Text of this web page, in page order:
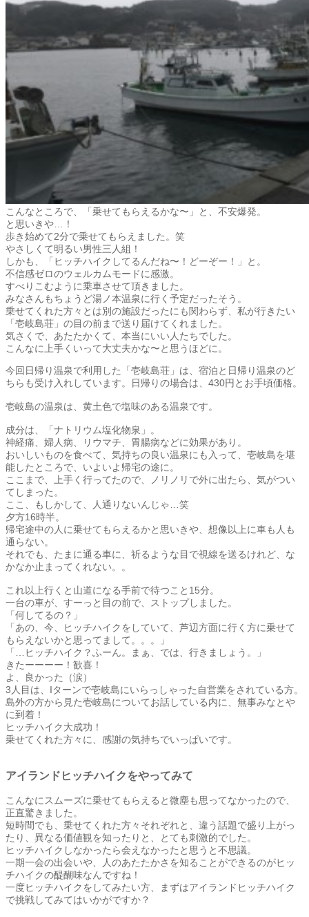
こんなところで、「乗せてもらえるかな〜」と、不安爆発。
と思いきや…！
歩き始めて2分で乗せてもらえました。笑
やさしくて明るい男性三人組！
しかも、「ヒッチハイクしてるんだね〜！どーぞー！」と。
不信感ゼロのウェルカムモードに感激。
すべりこむように乗車させて頂きました。
みなさんもちょうど湯ノ本温泉に行く予定だったそう。
乗せてくれた方々とは別の施設だったにも関わらず、私が行きたい
「壱岐島荘」の目の前まで送り届けてくれました。
気さくで、あたたかくて、本当にいい人たちでした。
こんなに上手くいって大丈夫かな〜と思うほどに。
今回日帰り温泉で利用した「壱岐島荘」は、宿泊と日帰り温泉のど
ちらも受け入れしています。日帰りの場合は、430円とお手頃価格。
壱岐島の温泉は、黄土色で塩味のある温泉です。
成分は、「ナトリウム塩化物泉」。
神経痛、婦人病、リウマチ、胃腸病などに効果があり。
おいしいものを食べて、気持ちの良い温泉にも入って、壱岐島を堪
能したところで、いよいよ帰宅の途に。
ここまで、上手く行ってたので、ノリノリで外に出たら、気がつい
てしまった。
ここ、もしかして、人通りないんじゃ…笑
夕方16時半。
帰宅途中の人に乗せてもらえるかと思いきや、想像以上に車も人も
通らない。
それでも、たまに通る車に、祈るような目で視線を送るけれど、な
かなか止まってくれない。。
これ以上行くと山道になる手前で待つこと15分。
一台の車が、すーっと目の前で、ストップしました。
「何してるの？」
「あの、今、ヒッチハイクをしていて、芦辺方面に行く方に乗せて
もらえないかと思ってまして。。。」
「…ヒッチハイク？ふーん。まぁ、では、行きましょう。」
きたーーーー！歓喜！
よ、良かった（涙）
3人目は、Iターンで壱岐島にいらっしゃった自営業をされている方。
島外の方から見た壱岐島についてお話している内に、無事みなとや
に到着！
ヒッチハイク大成功！
乗せてくれた方々に、感謝の気持ちでいっぱいです。
アイランドヒッチハイクをやってみて
こんなにスムーズに乗せてもらえると微塵も思ってなかったので、
正直驚きました。
短時間でも、乗せてくれた方々それぞれと、違う話題で盛り上がっ
たり、異なる価値観を知ったりと、とても刺激的でした。
ヒッチハイクしなかったら会えなかったと思うと不思議。
一期一会の出会いや、人のあたたかさを知ることができるのがヒッ
チハイクの醍醐味なんですね！
一度ヒッチハイクをしてみたい方、まずはアイランドヒッチハイク
で挑戦してみてはいかがですか？